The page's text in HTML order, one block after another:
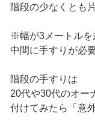
階段の少なくとも
※幅が3メートルを
中間に手すりが必
階段の手すりは
20代や30代のオー
付けてみたら「意